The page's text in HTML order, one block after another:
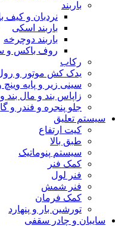
باربند
نردبان و کیف
باربند اسکی
باربند دوچرخه
روف باکس و
رکاب
یدک کش موتور و رول
سینی زیر و پایه
زاپاس بند و مال بند و
جلو پنجره و فندر و
سیستم تعلیق
کیت ارتفاع
طبق بالا
سیستم پنوماتیک
کمک فنر
فنر لول
فنر شمش
کمک فرمان
تورشین بار و پنهارد
سایبان و چادر سقفی